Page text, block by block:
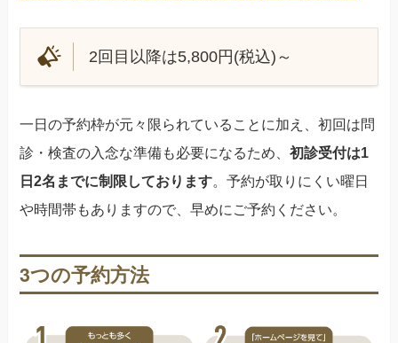
2回目以降は5,800円(税込)～
一日の予約枠が元々限られていることに加え、初回は問
診・検査の入念な準備も必要になるため、初診受付は1
日2名までに制限しております。予約が取りにくい曜日
や時間帯もありますので、早めにご予約ください。
3つの予約方法